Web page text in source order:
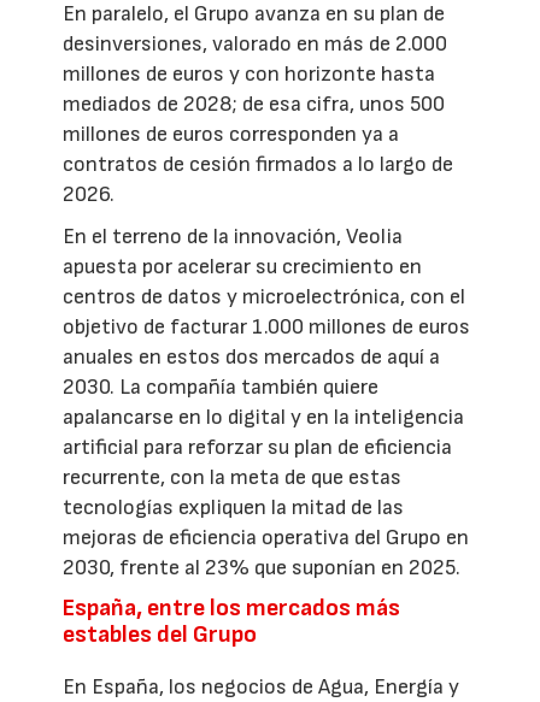
En paralelo, el Grupo avanza en su plan de
desinversiones, valorado en más de 2.000
millones de euros y con horizonte hasta
mediados de 2028; de esa cifra, unos 500
millones de euros corresponden ya a
contratos de cesión firmados a lo largo de
2026.
En el terreno de la innovación, Veolia
apuesta por acelerar su crecimiento en
centros de datos y microelectrónica, con el
objetivo de facturar 1.000 millones de euros
anuales en estos dos mercados de aquí a
2030. La compañía también quiere
apalancarse en lo digital y en la inteligencia
artificial para reforzar su plan de eficiencia
recurrente, con la meta de que estas
tecnologías expliquen la mitad de las
mejoras de eficiencia operativa del Grupo en
2030, frente al 23% que suponían en 2025.
España, entre los mercados más
estables del Grupo
En España, los negocios de Agua, Energía y